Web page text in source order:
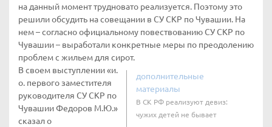
на данный момент трудновато реализуется. Поэтому это
решили обсудить на совещании в СУ СКР по Чувашии. На
нем – согласно официальному повествованию СУ СКР по
Чувашии – выработали конкретные меры по преодолению
проблем с жильем для сирот.
дополнительные
материалы
В СК РФ реализуют девиз:
чужих детей не бывает
В своем выступлении «и.
о. первого заместителя
руководителя СУ СКР по
Чувашии Федоров М.Ю.»
сказал о